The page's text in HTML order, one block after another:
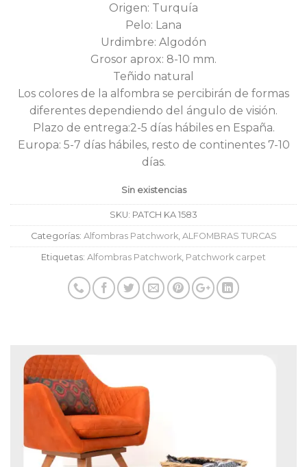
Origen: Turquía
Pelo: Lana
Urdimbre: Algodón
Grosor aprox: 8-10 mm.
Teñido natural
Los colores de la alfombra se percibirán de formas
diferentes dependiendo del ángulo de visión.
Plazo de entrega:2-5 días hábiles en España.
Europa: 5-7 días hábiles, resto de continentes 7-10
días.
Sin existencias
SKU: PATCH KA 1583
Categorías: Alfombras Patchwork, ALFOMBRAS TURCAS
Etiquetas: Alfombras Patchwork, Patchwork carpet